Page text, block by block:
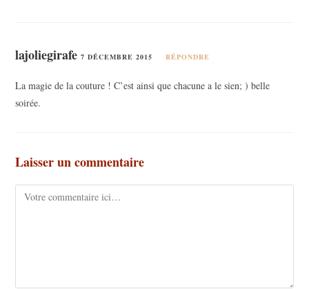
lajoliegirafe 7 DÉCEMBRE 2015 RÉPONDRE
La magie de la couture ! C’est ainsi que chacune a le sien; ) belle
soirée.
Laisser un commentaire